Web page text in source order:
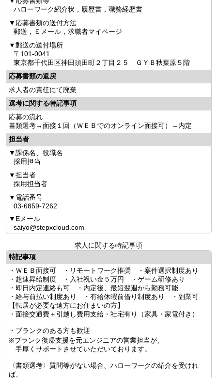
ハローワーク紹介状，履歴書，職務経歴書
応募書類の送付方法
郵送，Ｅメール，求職者マイページ
郵送の送付場所
〒101-0041
東京都千代田区神田須田町２丁目２５ ＧＹＢ秋葉原５階
応募書類の返戻
求人者の責任にて廃棄
選考に関する特記事項
応募の流れ
書類選考→面接１回（ＷＥＢでのオンライン面接可）→内定
担当者
課係名、役職名
採用担当
担当者
採用担当者
電話番号
03-6859-7262
Eメール
saiyo@stepxcloud.com
求人に関する特記事項
特記事項
・ＷＥＢ面接可 ・リモートワーク推奨 ・案件選択制度あり
・超速昇給制度 ・入社祝い金５万円 ・ゲーム研修あり
・即日内定連絡も可 ・内定後、最短翌週から勤務可能
・給与前払い制度あり ・有給休暇前借り制度あり ・副業可
【転居が必要な遠方にお住まいの方】
・面接交通費＋引越し費用支給・社宅有り（家具・家電付き）
・ブランクのある方も歓迎
※ブランク復帰支援を元エンジニアの営業担当が、
手厚くサポートさせていただいております。
〈書類選考〉質問等がない場合、ハローワークの紹介を受けれ
ば、